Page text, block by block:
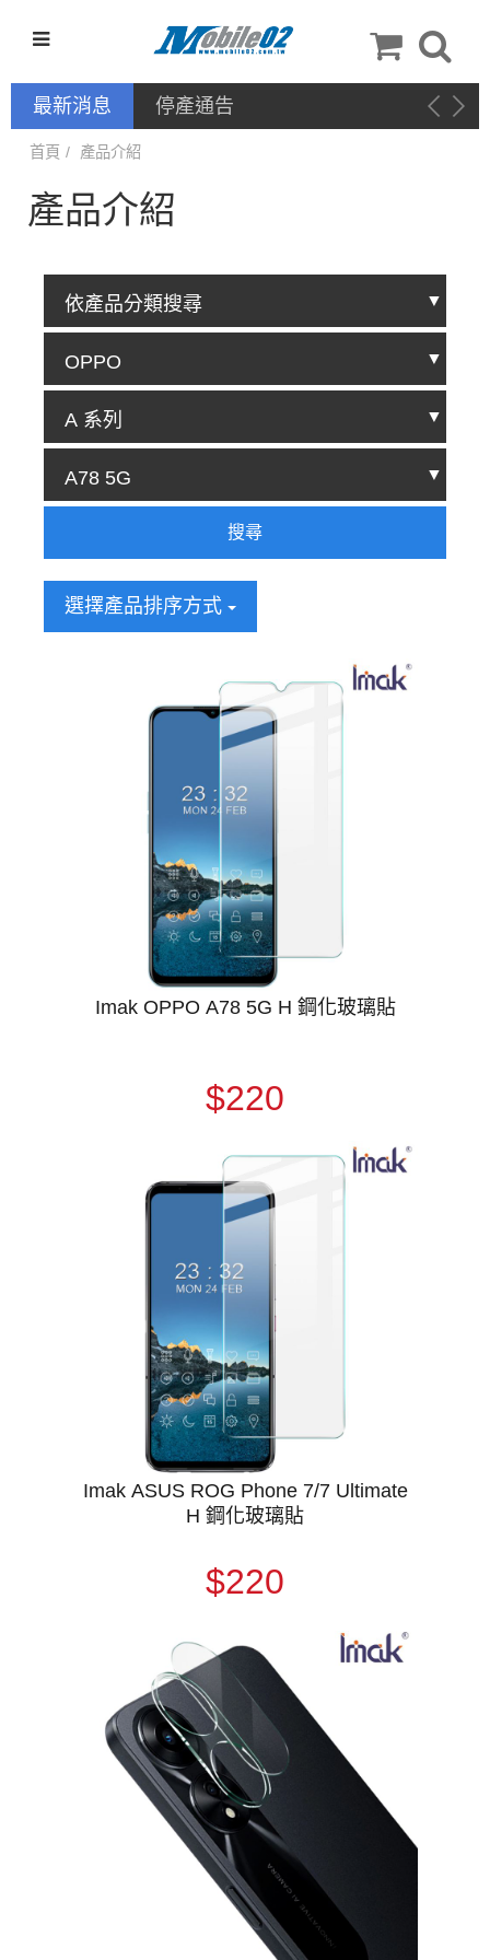
最新消息
首頁 產品介紹
產品介紹
搜尋
選擇產品排序方式
Imak OPPO A78 5G H 鋼化玻璃貼
$220
Imak ASUS ROG Phone 7/7 Ultimate
H 鋼化玻璃貼
$220